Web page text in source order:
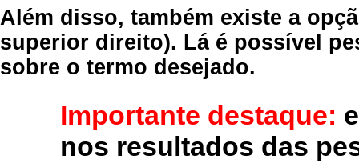
Além disso, também existe a
superior direito). Lá é possível
sobre o termo desejado.
Importante destaque:
nos resultados das